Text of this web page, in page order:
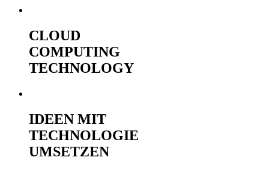
CLOUD
COMPUTING
TECHNOLOGY
IDEEN MIT
TECHNOLOGIE
UMSETZEN